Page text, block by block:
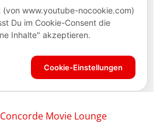
Concorde Movie Lounge